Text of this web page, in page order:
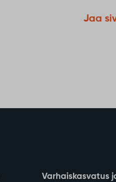
Jaa
Varhaiskasvatus